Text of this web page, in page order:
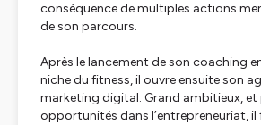
conséquence de multiples actions
de son parcours.
Après le lancement de son coaching
niche du fitness, il ouvre ensuite son
marketing digital. Grand ambitieux, et
opportunités dans l’entrepreneuriat,